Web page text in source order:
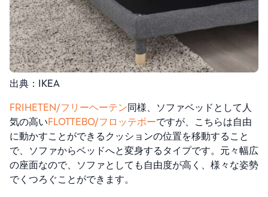
出典：IKEA
FRIHETEN/フリーヘーテン同様、
ソファベッドとして人
気の高いFLOTTEBO/フロッテボーですが、こちらは自由
に動かすことができるクッションの位置を移動すること
で、ソファからベッドへと変身するタイプです。元々幅広
の座面なので、ソファとしても自由度が高く、様々な姿勢
でくつろぐことができます。